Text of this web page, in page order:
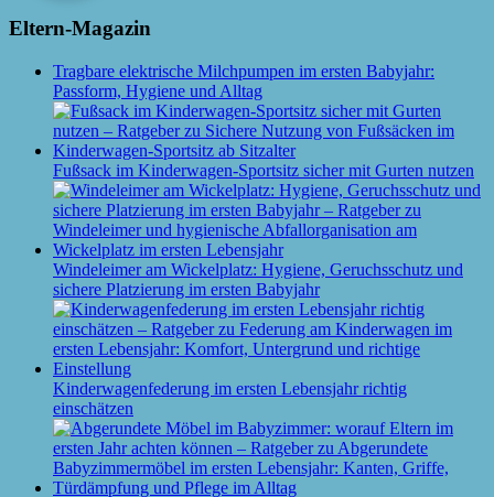
Eltern-Magazin
Tragbare elektrische Milchpumpen im ersten Babyjahr:
Passform, Hygiene und Alltag
Fußsack im Kinderwagen-Sportsitz sicher mit Gurten nutzen
Windeleimer am Wickelplatz: Hygiene, Geruchsschutz und
sichere Platzierung im ersten Babyjahr
Kinderwagenfederung im ersten Lebensjahr richtig
einschätzen